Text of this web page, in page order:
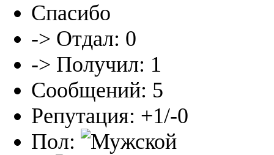
Спасибо
-> Отдал: 0
-> Получил: 1
Сообщений: 5
Репутация: +1/-0
Пол: